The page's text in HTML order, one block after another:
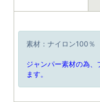
素材：ナイロン100％
ジャンパー素材の為、
ます。